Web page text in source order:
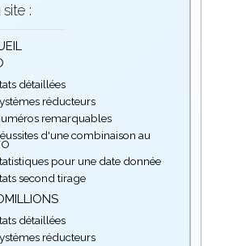
:
détaillées
réducteurs
remarquables
d'une combinaison au
pour une date donnée
second tirage
détaillées
réducteurs